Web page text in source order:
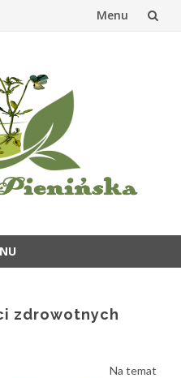
Menu
zdrowotnych
Na temat